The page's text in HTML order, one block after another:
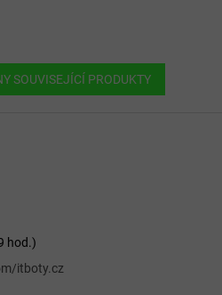
SOUVISEJÍCÍ PRODUKTY
hod.)
itboty.cz